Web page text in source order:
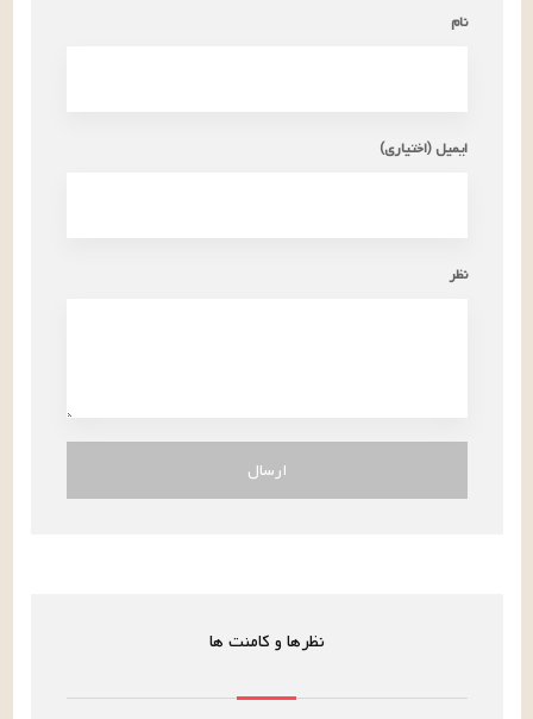
نام
ایمیل (اختیاری)
نظر
ارسال
نظرها و کامنت ها